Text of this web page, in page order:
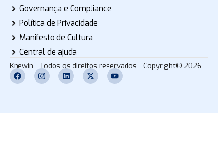
Governança e Compliance
Política de Privacidade
Manifesto de Cultura
Central de ajuda
Knewin - Todos os direitos reservados - Copyright© 2026